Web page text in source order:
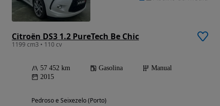
Citroën DS3 1.2 PureTech Be Chic
1199 cm3 • 110 cv
57 452 km Gasolina
Manual
2015
Pedroso e Seixezelo (Porto)